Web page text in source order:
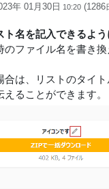
年 01月30日 10:20 (1286
ト名を記入できるよ
のファイル名を書き
合は、リストのタイ
ることができます。